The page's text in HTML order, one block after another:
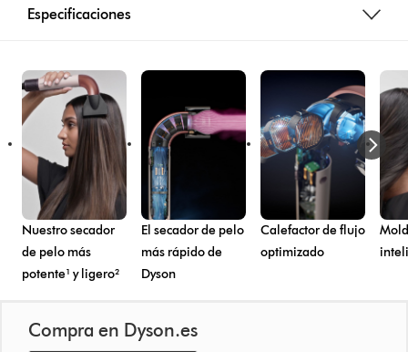
Especificaciones
Nuestro secador
de pelo más
potente¹ y ligero²
El secador de pelo
más rápido de
Dyson
Calefactor de flujo
optimizado
Compra en Dyson.es